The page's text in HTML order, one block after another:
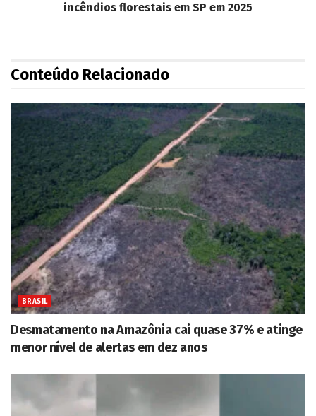
incêndios florestais em SP em 2025
Conteúdo Relacionado
BRASIL
Desmatamento na Amazônia cai quase 37% e atinge
menor nível de alertas em dez anos